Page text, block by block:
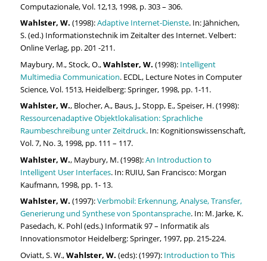
Computazionale, Vol. 12,13, 1998, p. 303 – 306.
Wahlster, W. (1998):Adaptive Internet-Dienste. In: Jähnichen,
S. (ed.) Informationstechnik im Zeitalter des Internet. Velbert:
Online Verlag, pp. 201 -211.
Maybury, M., Stock, O.,Wahlster, W. (1998): Intelligent
Multimedia Communication. ECDL, Lecture Notes in Computer
Science, Vol. 1513, Heidelberg: Springer, 1998, pp. 1-11.
Wahlster, W., Blocher, A., Baus, J., Stopp, E., Speiser, H. (1998):
Ressourcenadaptive Objektlokalisation: Sprachliche
Raumbeschreibung unter Zeitdruck. In: Kognitionswissenschaft,
Vol. 7, No. 3, 1998, pp. 111 – 117.
Wahlster, W., Maybury, M. (1998):An Introduction to
Intelligent User Interfaces. In: RUIU, San Francisco: Morgan
Kaufmann, 1998, pp. 1- 13.
Wahlster, W. (1997):Verbmobil: Erkennung, Analyse, Transfer,
Generierung und Synthese von Spontansprache. In: M. Jarke, K.
Pasedach, K. Pohl (eds.) Informatik 97 – Informatik als
Innovationsmotor Heidelberg: Springer, 1997, pp. 215-224.
Oviatt, S. W.,Wahlster, W. (eds): (1997): Introduction to This